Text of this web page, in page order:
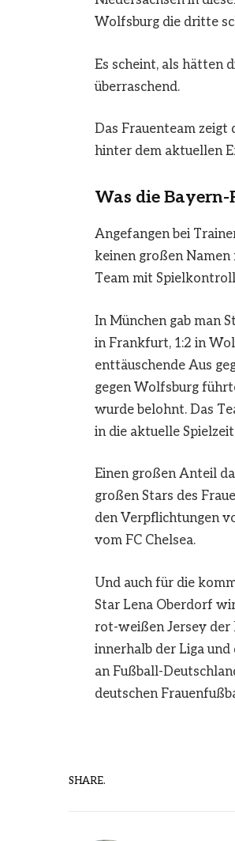
Wolfsburg die dritte
Es scheint, als hätten
überraschend.
Das Frauenteam zeigt
hinter dem aktuellen
Was die
Angefangen bei
keinen großen Namen
Team mit
In München gab man
in Frankfurt, 1:2 in
enttäuschende Aus
gegen Wolfsburg
wurde belohnt. Das
in die aktuelle
Einen großen Anteil
großen Stars des
den Verpflichtungen
vom FC Chelsea.
Und auch für die
Star Lena Oberdorf
rot-weißen Jersey der
innerhalb der Liga
an Fußball-
deutschen
SHARE.